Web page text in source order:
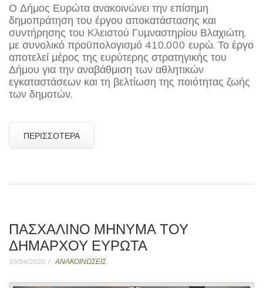
Ο Δήμος Ευρώτα ανακοινώνει την επίσημη
δημοπράτηση του έργου αποκατάστασης και
συντήρησης του Κλειστού Γυμναστηρίου Βλαχιώτη,
με συνολικό προϋπολογισμό 410.000 ευρώ. Το έργο
αποτελεί μέρος της ευρύτερης στρατηγικής του
Δήμου για την αναβάθμιση των αθλητικών
εγκαταστάσεων και τη βελτίωση της ποιότητας ζωής
των δημοτών.
ΠΕΡΙΣΣΌΤΕΡΑ
ΠΑΣΧΑΛΙΝΌ ΜΉΝΥΜΑ ΤΟΥ
ΔΗΜΆΡΧΟΥ ΕΥΡΏΤΑ
19/04/2025 ΑΝΑΚΟΙΝΩΣΕΙΣ